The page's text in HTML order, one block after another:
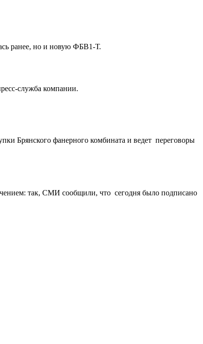
ранее, но и новую ФБВ1-Т.
служба компании.
Брянского фанерного комбината и ведет переговоры
так, СМИ сообщили, что сегодня было подписано